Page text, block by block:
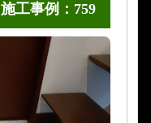
工事例：759